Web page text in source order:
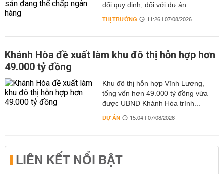
đổi quy định, đối với dự án...
THỊ TRƯỜNG 11:26 | 07/08/2026
Khánh Hòa đề xuất làm khu đô thị hỗn hợp hơn
49.000 tỷ đồng
Khu đô thị hỗn hợp Vĩnh Lương,
tổng vốn hơn 49.000 tỷ đồng vừa
được UBND Khánh Hòa trình...
DỰ ÁN 15:04 | 07/08/2026
LIÊN KẾT NỔI BẬT